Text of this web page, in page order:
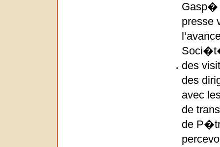
Gasp�
presse
des
des
avec
de
de